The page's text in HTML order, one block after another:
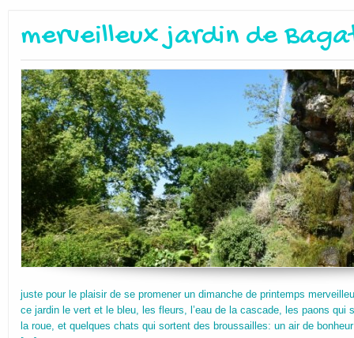
merveilleux jardin de
juste pour le plaisir de se promener un dimanche de printemps
ce jardin le vert et le bleu, les fleurs, l’eau de la cascade, les paons qui
la roue, et quelques chats qui sortent des broussailles: un air de